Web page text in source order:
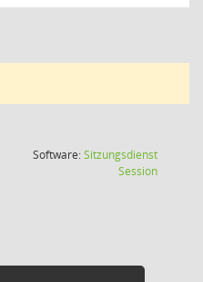
Software:Sitzungsdienst
Session(Wird in